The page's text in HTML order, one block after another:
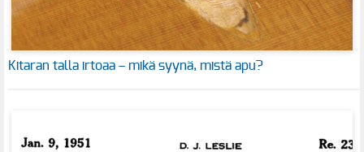
Kitaran talla irtoaa – mikä syynä, mistä apu?